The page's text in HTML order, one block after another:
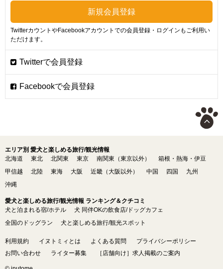
TwitterカウントやFacebookアカウントでの会員登録・ログインもご利用い
ただけます。
エリア別 愛犬と楽しめる旅行/観光情報
北海道
東北 北関東 東京 南関東（東京以外）
箱根・熱海・伊豆
甲信越
北陸 東海 大阪 近畿（大阪以外） 中国 四国
九州
沖縄
愛犬と楽しめる旅行/観光情報 ランキング＆クチコミ
犬と泊まれる宿/ホテル
犬 同伴OKの飲食店/ドッグカフェ
全国のドッグラン
犬と楽しめる旅行/観光スポット
利用規約 イヌトミィとは よくある質問
プライバシーポリシー
お問い合わせ
ライター募集 ［店舗向け］求人掲載のご案内